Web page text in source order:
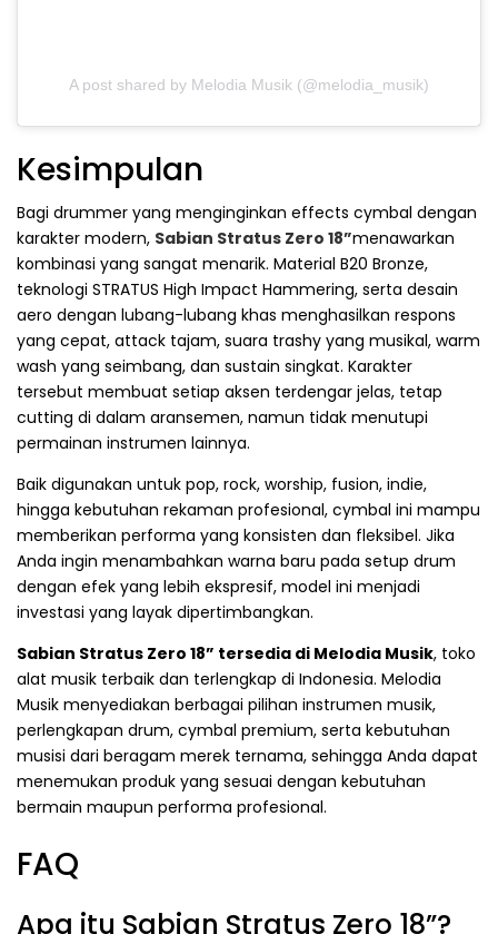
A post shared by Melodia Musik (@melodia_musik)
Kesimpulan
Bagi drummer yang menginginkan effects cymbal dengan
karakter modern, Sabian Stratus Zero 18”menawarkan
kombinasi yang sangat menarik. Material B20 Bronze,
teknologi STRATUS High Impact Hammering, serta desain
aero dengan lubang-lubang khas menghasilkan respons
yang cepat, attack tajam, suara trashy yang musikal, warm
wash yang seimbang, dan sustain singkat. Karakter
tersebut membuat setiap aksen terdengar jelas, tetap
cutting di dalam aransemen, namun tidak menutupi
permainan instrumen lainnya.
Baik digunakan untuk pop, rock, worship, fusion, indie,
hingga kebutuhan rekaman profesional, cymbal ini mampu
memberikan performa yang konsisten dan fleksibel. Jika
Anda ingin menambahkan warna baru pada setup drum
dengan efek yang lebih ekspresif, model ini menjadi
investasi yang layak dipertimbangkan.
Sabian Stratus Zero 18” tersedia di Melodia Musik, toko
alat musik terbaik dan terlengkap di Indonesia. Melodia
Musik menyediakan berbagai pilihan instrumen musik,
perlengkapan drum, cymbal premium, serta kebutuhan
musisi dari beragam merek ternama, sehingga Anda dapat
menemukan produk yang sesuai dengan kebutuhan
bermain maupun performa profesional.
FAQ
Apa itu Sabian Stratus Zero 18”?